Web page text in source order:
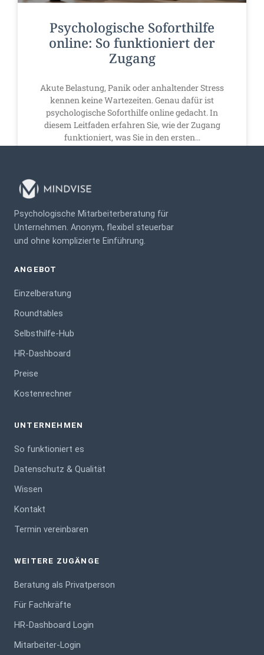
Psychologische Soforthilfe
online: So funktioniert der
Zugang
Akute Belastung, Panik oder anhaltender Stress
kennen keine Wartezeiten. Genau dafür ist
psychologische Soforthilfe online gedacht. In
diesem Leitfaden erfahren Sie, wie der Zugang
funktioniert, was Sie in den ersten…
Psychologische Mitarbeiterberatung für
Unternehmen. Anonym, flexibel steuerbar
und ohne komplizierte Einführung.
ANGEBOT
Einzelberatung
Roundtables
Selbsthilfe-Hub
HR-Dashboard
Preise
Kostenrechner
UNTERNEHMEN
So funktioniert es
Datenschutz & Qualität
Wissen
Kontakt
Termin vereinbaren
WEITERE ZUGÄNGE
Beratung als Privatperson
Für Fachkräfte
HR-Dashboard Login
Mitarbeiter-Login